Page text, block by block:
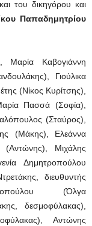
και του δικηγόρου και
Παπαδημητρίου
Μαρία Καβογιάννη
Γιούλικα
(Νίκος Κυρίτσης),
Πασσά (Σοφία),
(Σταύρος),
(Μάκης), Ελεάννα
(Αντώνης), Μιχάλης
Δημητροπούλου
διευθυντής
(Όλγα
δεσμοφύλακας),
Αντώνης